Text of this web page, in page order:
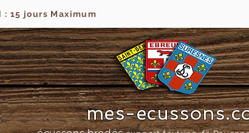
: 15 jours Maximum
mes-